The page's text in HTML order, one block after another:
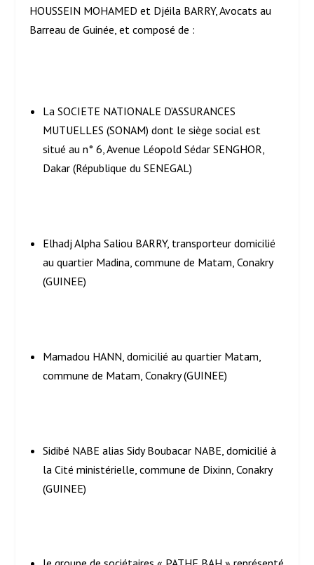
HOUSSEIN MOHAMED et Djéila BARRY, Avocats au
Barreau de Guinée, et composé de :
La SOCIETE NATIONALE D’ASSURANCES
MUTUELLES (SONAM) dont le siège social est
situé au n° 6, Avenue Léopold Sédar SENGHOR,
Dakar (République du SENEGAL)
Elhadj Alpha Saliou BARRY, transporteur domicilié
au quartier Madina, commune de Matam, Conakry
(GUINEE)
Mamadou HANN, domicilié au quartier Matam,
commune de Matam, Conakry (GUINEE)
Sidibé NABE alias Sidy Boubacar NABE, domicilié à
la Cité ministérielle, commune de Dixinn, Conakry
(GUINEE)